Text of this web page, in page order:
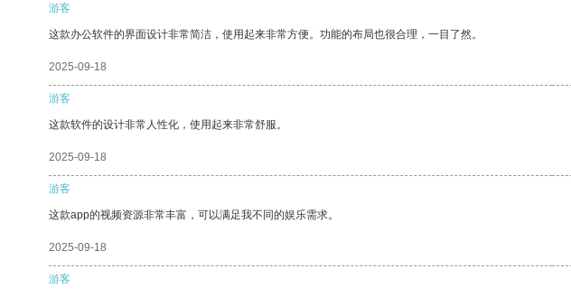
游客
这款办公软件的界面设计非常简洁，使用起来非常方便。功能的布局也很合理，一目了然。
2025-09-18
游客
这款软件的设计非常人性化，使用起来非常舒服。
2025-09-18
游客
这款app的视频资源非常丰富，可以满足我不同的娱乐需求。
2025-09-18
游客